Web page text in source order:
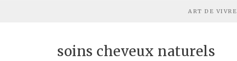
ART DE VIVRE
soins cheveux naturels